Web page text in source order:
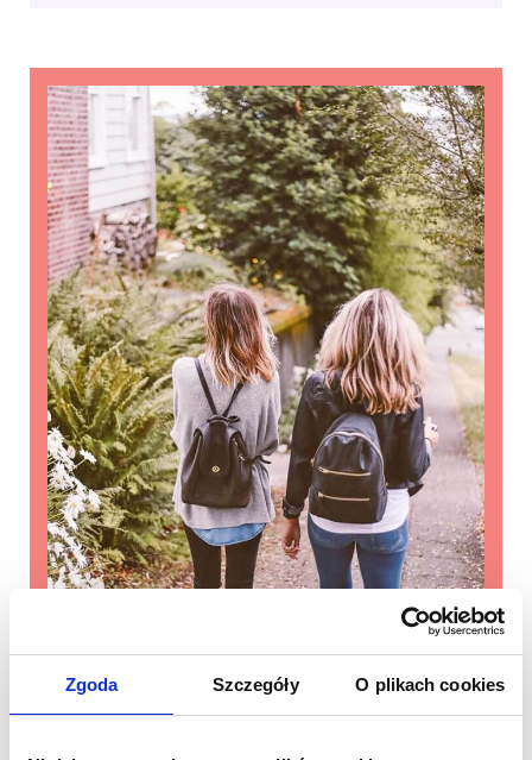
Zgoda Szczegóły O plikach cookies